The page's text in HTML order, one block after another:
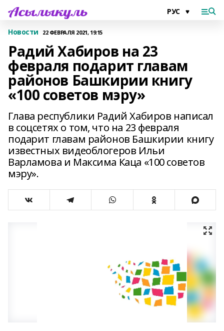
Новости 22 ФЕВРАЛЯ 2021, 19:15
Радий Хабиров на 23
февраля подарит главам
районов Башкирии книгу
«100 советов мэру»
Глава республики Радий Хабиров написал
в соцсетях о том, что на 23 февраля
подарит главам районов Башкирии книгу
известных видеоблогеров Ильи
Варламова и Максима Каца «100 советов
мэру».